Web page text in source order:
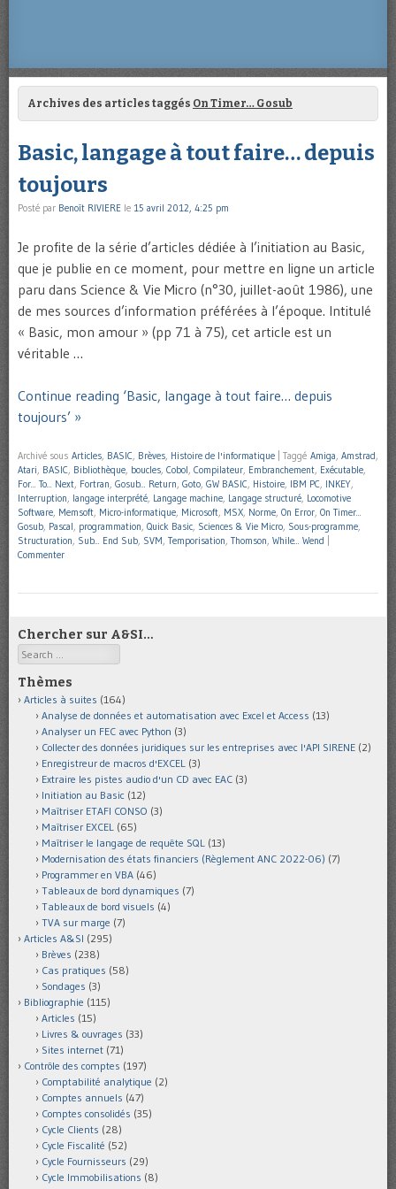
Archives des articles taggés On Timer… Gosub
Basic, langage à tout faire… depuis
toujours
Posté par Benoît RIVIERE le 15 avril 2012, 4:25 pm
Je profite de la série d’articles dédiée à l’initiation au Basic,
que je publie en ce moment, pour mettre en ligne un article
paru dans Science & Vie Micro (n°30, juillet-août 1986), une
de mes sources d’information préférées à l’époque. Intitulé
« Basic, mon amour » (pp 71 à 75), cet article est un
véritable …
Continue reading ‘Basic, langage à tout faire… depuis
toujours’ »
Archivé sous Articles, BASIC, Brèves, Histoire de l'informatique Taggé Amiga, Amstrad,
Atari, BASIC, Bibliothèque, boucles, Cobol, Compilateur, Embranchement, Exécutable,
For... To... Next, Fortran, Gosub... Return, Goto, GW BASIC, Histoire, IBM PC, INKEY,
Interruption, langage interprété, Langage machine, Langage structuré, Locomotive
Software, Memsoft, Micro-informatique, Microsoft, MSX, Norme, On Error, On Timer...
Gosub, Pascal, programmation, Quick Basic, Sciences & Vie Micro, Sous-programme,
Structuration, Sub... End Sub, SVM, Temporisation, Thomson, While... Wend
Commenter
Chercher sur A&SI…
Search
Thèmes
Articles à suites (164)
Analyse de données et automatisation avec Excel et Access (13)
Analyser un FEC avec Python (3)
Collecter des données juridiques sur les entreprises avec l'API SIRENE (2)
Enregistreur de macros d'EXCEL (3)
Extraire les pistes audio d'un CD avec EAC (3)
Initiation au Basic (12)
Maîtriser ETAFI CONSO (3)
Maîtriser EXCEL (65)
Maîtriser le langage de requête SQL (13)
Modernisation des états financiers (Règlement ANC 2022-06) (7)
Programmer en VBA (46)
Tableaux de bord dynamiques (7)
Tableaux de bord visuels (4)
TVA sur marge (7)
Articles A&SI (295)
Brèves (238)
Cas pratiques (58)
Sondages (3)
Bibliographie (115)
Articles (15)
Livres & ouvrages (33)
Sites internet (71)
Contrôle des comptes (197)
Comptabilité analytique (2)
Comptes annuels (47)
Comptes consolidés (35)
Cycle Clients (28)
Cycle Fiscalité (52)
Cycle Fournisseurs (29)
Cycle Immobilisations (8)